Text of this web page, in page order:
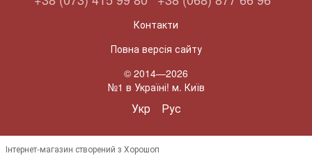
Контакти
Повна версія сайту
© 2014—2026
№1 в Україні! м. Київ
Укр Рус
Інтернет-магазин створений з Хорошоп